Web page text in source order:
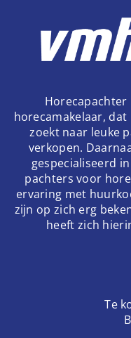
Horecapachter
horecamakelaar,
zoekt naar leuke
verkopen.
gespecialiseerd
pachters voor
ervaring met
zijn op zich erg
heeft zich
Te